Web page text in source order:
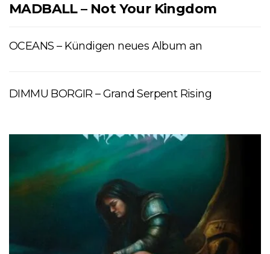
MADBALL – Not Your Kingdom
OCEANS – Kündigen neues Album an
DIMMU BORGIR – Grand Serpent Rising